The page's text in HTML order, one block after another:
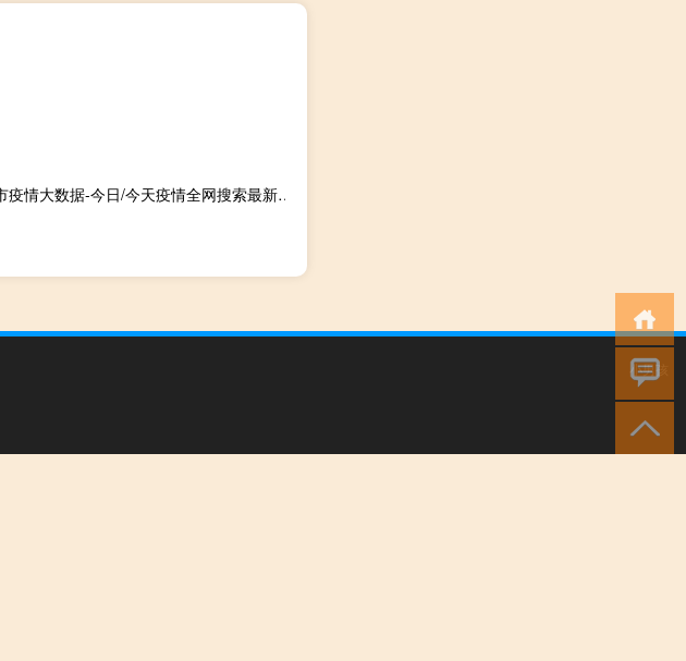
2023年10月18日山西省临汾市疫情大数据-今日/今天疫情全网搜索最新实时消息动态情况通知播报
小男孩